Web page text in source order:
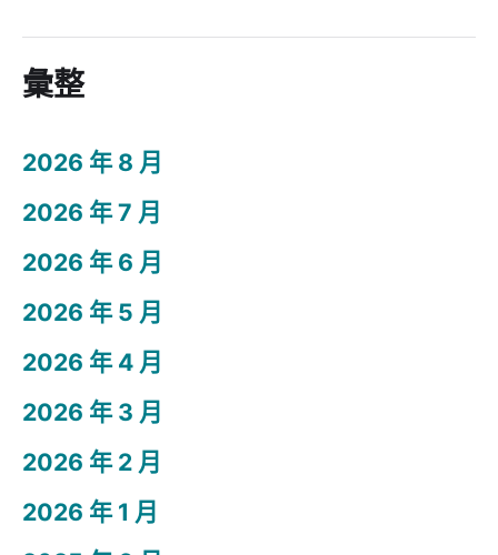
彙整
2026 年 8 月
2026 年 7 月
2026 年 6 月
2026 年 5 月
2026 年 4 月
2026 年 3 月
2026 年 2 月
2026 年 1 月